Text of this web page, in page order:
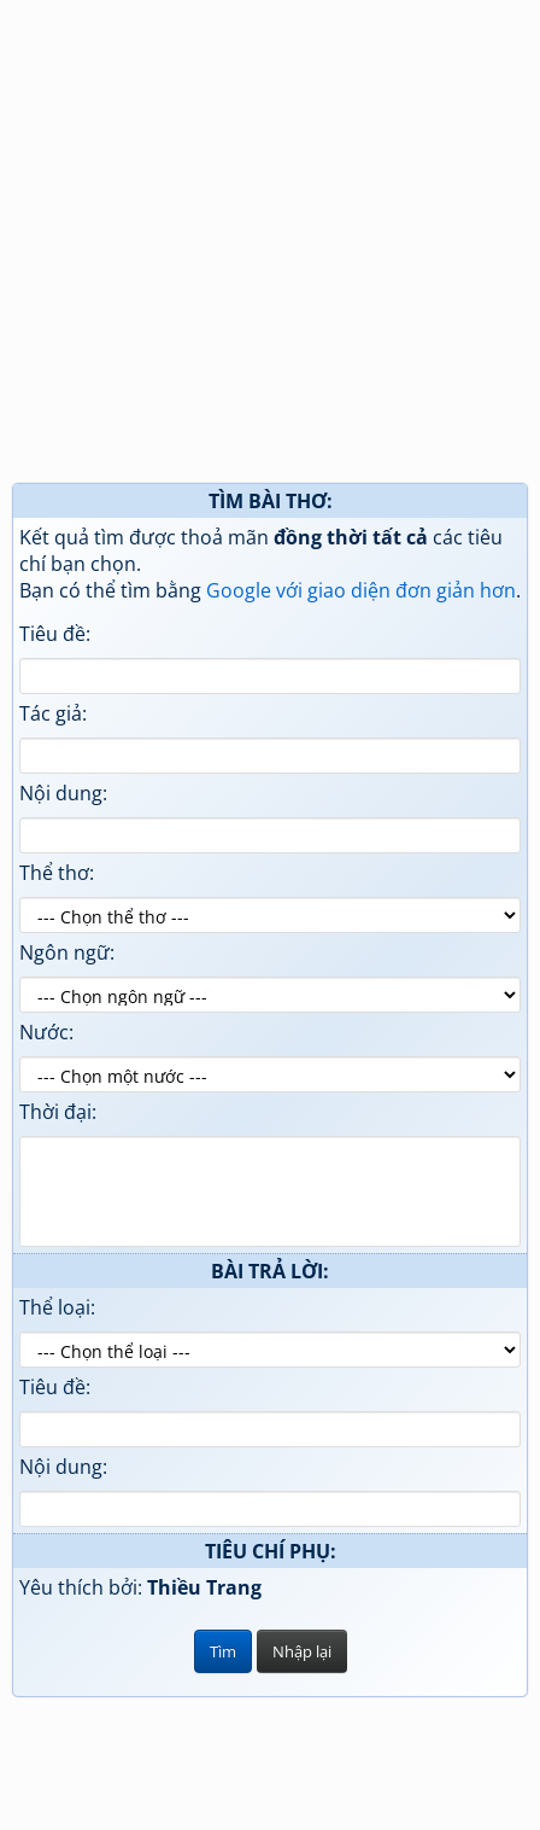
TÌM BÀI THƠ:
Kết quả tìm được thoả mãn đồng thời tất cả các tiêu
chí bạn chọn.
Bạn có thể tìm bằng Google với giao diện đơn giản hơn.
Tiêu đề:
Tác giả:
Nội dung:
Thể thơ:
Ngôn ngữ:
Nước:
Thời đại:
BÀI TRẢ LỜI:
Thể loại:
Tiêu đề:
Nội dung:
TIÊU CHÍ PHỤ:
Yêu thích bởi: Thiều Trang